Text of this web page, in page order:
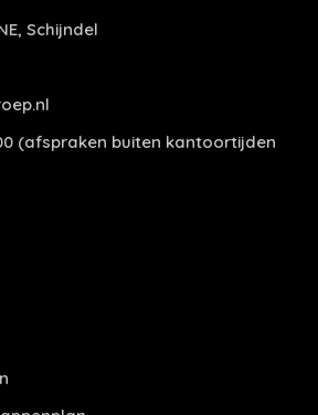
Schijndel
(afspraken buiten kantoortijden